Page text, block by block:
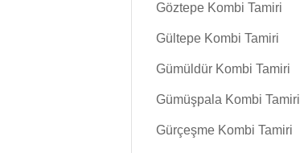
Göztepe Kombi Tamiri
Gültepe Kombi Tamiri
Gümüldür Kombi Tamiri
Gümüşpala Kombi Tamiri
Gürçeşme Kombi Tamiri